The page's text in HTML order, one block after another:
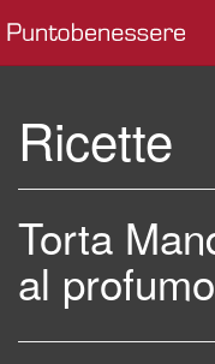
Ricette
Torta
al